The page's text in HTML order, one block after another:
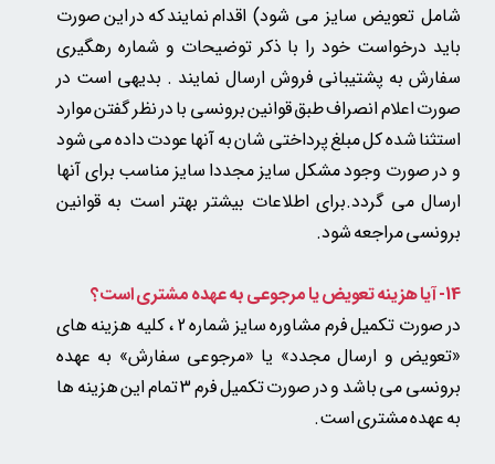
شامل تعویض سایز می شود) اقدام نمایند که در این صورت
باید درخواست خود را با ذکر توضیحات و شماره رهگیری
سفارش به پشتیبانی فروش ارسال نمایند . بدیهی است در
صورت اعلام انصراف طبق قوانین برونسی با در نظر گفتن موارد
استثنا شده کل مبلغ پرداختی شان به آنها عودت داده می شود
و در صورت وجود مشکل سایز مجددا سایز مناسب برای آنها
ارسال می گردد.برای اطلاعات بیشتر بهتر است به قوانین
برونسی مراجعه شود.
14- آیا هزینه تعویض یا مرجوعی به عهده مشتری است؟
در صورت تکمیل فرم مشاوره سایز شماره 2 ، کلیه هزینه های
«تعویض و ارسال مجدد» یا «مرجوعی سفارش» به عهده
برونسی می باشد و در صورت تکمیل فرم 3 تمام این هزینه ها
به عهده مشتری است.